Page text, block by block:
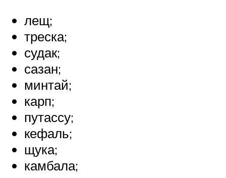
лещ;
треска;
судак;
сазан;
минтай;
карп;
путассу;
кефаль;
щука;
камбала;